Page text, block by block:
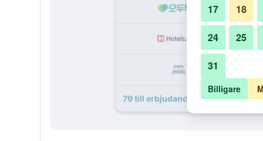
79 till erbjudanden för UNA Hotel
17 18
24 25
31
Billigare